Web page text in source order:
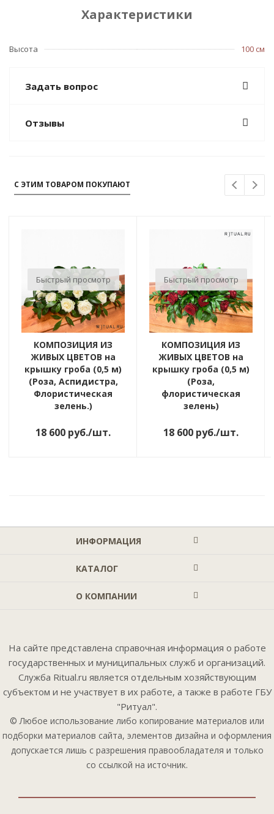
Характеристики
Высота 100 см
Задать вопрос
Отзывы
С ЭТИМ ТОВАРОМ ПОКУПАЮТ
Быстрый просмотр
КОМПОЗИЦИЯ ИЗ
ЖИВЫХ ЦВЕТОВ на
крышку гроба (0,5 м)
(Роза, Аспидистра,
Флористическая
зелень.)
18 600 руб./шт.
Быстрый просмотр
КОМПОЗИЦИЯ ИЗ
ЖИВЫХ ЦВЕТОВ на
крышку гроба (0,5 м)
(Роза,
флористическая
зелень)
18 600 руб./шт.
ИНФОРМАЦИЯ
КАТАЛОГ
О КОМПАНИИ
На сайте представлена справочная информация о работе
государственных и муниципальных служб и организаций.
Служба Ritual.ru является отдельным хозяйствующим
субъектом и не участвует в их работе, а также в работе ГБУ
"Ритуал".
© Любое использование либо копирование материалов или
подборки материалов сайта, элементов дизайна и оформления
допускается лишь с разрешения правообладателя и только
со ссылкой на источник.